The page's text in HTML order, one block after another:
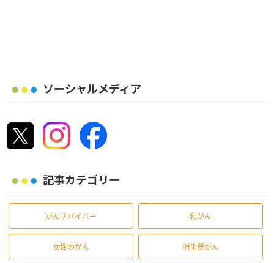
ソーシャルメディア
記事カテゴリー
がんサバイバー 乳がん
女性のがん 消化器がん